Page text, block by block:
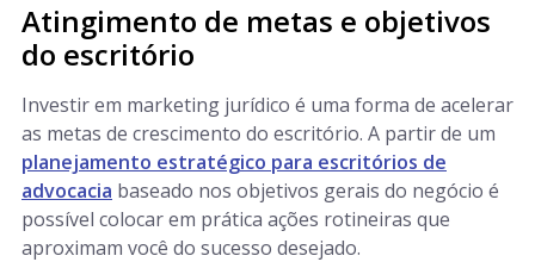
Atingimento de metas e objetivos
do escritório
Investir em marketing jurídico é uma forma de acelerar
as metas de crescimento do escritório. A partir de um
planejamento estratégico para escritórios de
advocacia baseado nos objetivos gerais do negócio é
possível colocar em prática ações rotineiras que
aproximam você do sucesso desejado.